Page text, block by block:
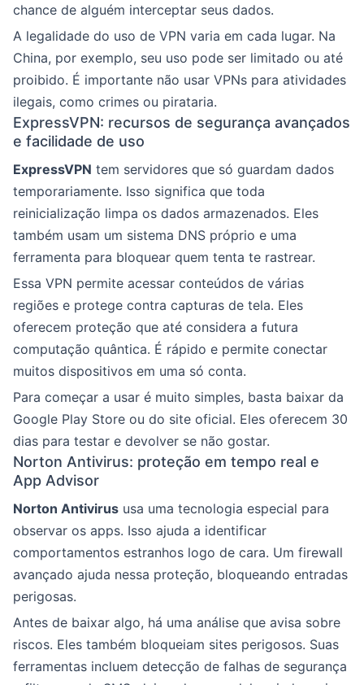
chance de alguém interceptar seus dados.
A legalidade do uso de VPN varia em cada lugar. Na
China, por exemplo, seu uso pode ser limitado ou até
proibido. É importante não usar VPNs para atividades
ilegais, como crimes ou pirataria.
ExpressVPN: recursos de segurança avançados
e facilidade de uso
ExpressVPN tem servidores que só guardam dados
temporariamente. Isso significa que toda
reinicialização limpa os dados armazenados. Eles
também usam um sistema DNS próprio e uma
ferramenta para bloquear quem tenta te rastrear.
Essa VPN permite acessar conteúdos de várias
regiões e protege contra capturas de tela. Eles
oferecem proteção que até considera a futura
computação quântica. É rápido e permite conectar
muitos dispositivos em uma só conta.
Para começar a usar é muito simples, basta baixar da
Google Play Store ou do site oficial. Eles oferecem 30
dias para testar e devolver se não gostar.
Norton Antivirus: proteção em tempo real e
App Advisor
Norton Antivirus usa uma tecnologia especial para
observar os apps. Isso ajuda a identificar
comportamentos estranhos logo de cara. Um firewall
avançado ajuda nessa proteção, bloqueando entradas
perigosas.
Antes de baixar algo, há uma análise que avisa sobre
riscos. Eles também bloqueiam sites perigosos. Suas
ferramentas incluem detecção de falhas de segurança